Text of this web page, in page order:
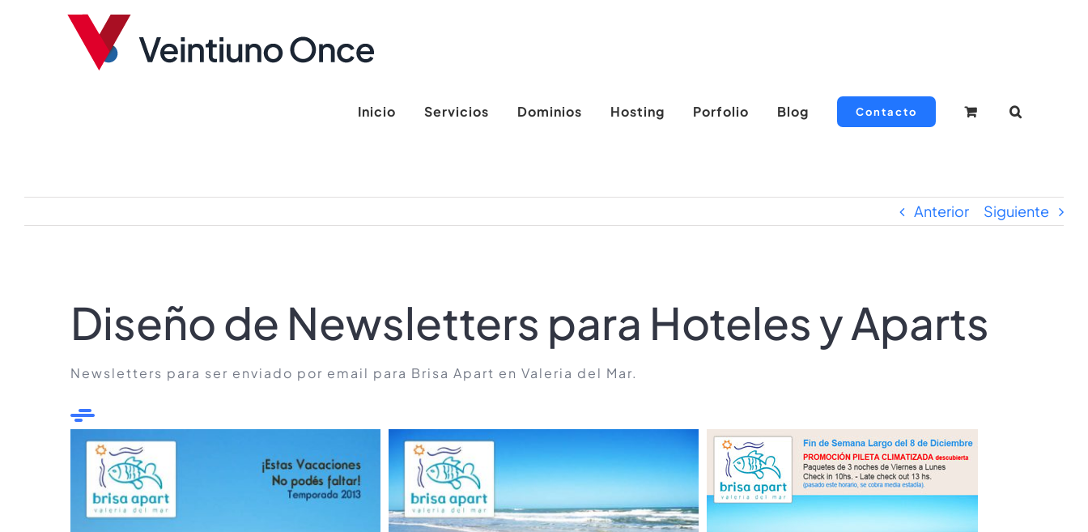
Inicio Servicios Dominios Hosting Porfolio Blog Contacto
Anterior Siguiente
Diseño de Newsletters para Hoteles y Aparts
Newsletters para ser enviado por email para Brisa Apart en Valeria del Mar.